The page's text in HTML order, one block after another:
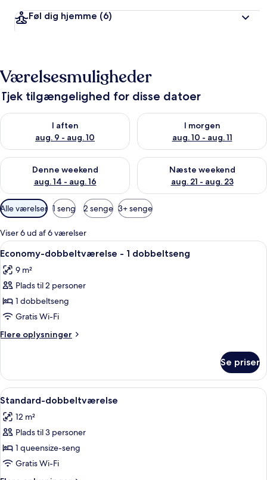
Føl dig hjemme (6)
Værelsesmuligheder
Tjek tilgængelighed for disse datoer
I aften
aug. 9 - aug. 10
Tjek tilgængelighed for i aften aug. 9 - aug. 10
I morgen
aug. 10 - aug. 11
Tjek tilgængelighed for i
Denne weekend
aug. 14 - aug. 16
Tjek tilgængelighed for denne weekend aug. 14 - aug. 16
Næste weekend
aug. 21 - aug. 23
Tjek tilgængelighed for næste
Tilgængelige
filtre
for
værelser
Alle værelser 1 seng 2 senge 3+ senge
Viser 6 ud af 6 værelser
Indlæs
alle
billeder
af
Economy-
dobbeltværelse
-
1
Et hotelværelse med en seng, en
1
Economy-dobbeltværelse - 1 dobbeltseng
9 m²
Plads til 2 personer
1 dobbeltseng
Gratis Wi-Fi
Flere oplysninger
Flere
dobbeltværelse
1
Se priser
Indlæs
alle
billeder
af
Standard-
dobbeltværelse
Et hotelværelse med trævæg, en
2
Standard-dobbeltværelse
12 m²
Plads til 3 personer
1 queensize-seng
Gratis Wi-Fi